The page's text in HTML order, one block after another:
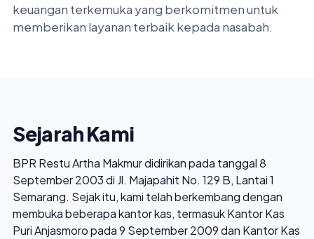
keuangan terkemuka yang berkomitmen untuk
memberikan layanan terbaik kepada nasabah.
Sejarah Kami
BPR Restu Artha Makmur didirikan pada tanggal 8
September 2003 di Jl. Majapahit No. 129 B, Lantai 1
Semarang. Sejak itu, kami telah berkembang dengan
membuka beberapa kantor kas, termasuk Kantor Kas
Puri Anjasmoro pada 9 September 2009 dan Kantor Kas